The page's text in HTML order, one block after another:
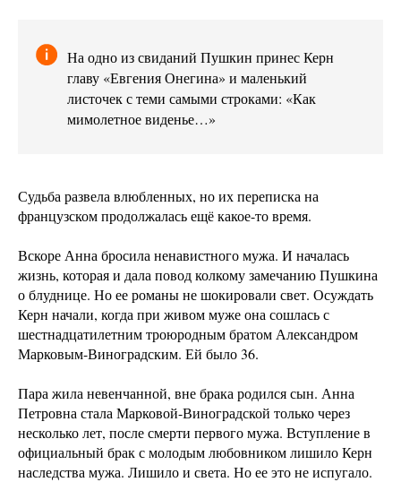
На одно из свиданий Пушкин принес Керн
главу «Евгения Онегина» и маленький
листочек с теми самыми строками: «Как
мимолетное виденье…»
Судьба развела влюбленных, но их переписка на
французском продолжалась ещё какое-то время.
Вскоре Анна бросила ненавистного мужа. И началась
жизнь, которая и дала повод колкому замечанию Пушкина
о блуднице. Но ее романы не шокировали свет. Осуждать
Керн начали, когда при живом муже она сошлась с
шестнадцатилетним троюродным братом Александром
Марковым-Виноградским. Ей было 36.
Пара жила невенчанной, вне брака родился сын. Анна
Петровна стала Марковой-Виноградской только через
несколько лет, после смерти первого мужа. Вступление в
официальный брак с молодым любовником лишило Керн
наследства мужа. Лишило и света. Но ее это не испугало.